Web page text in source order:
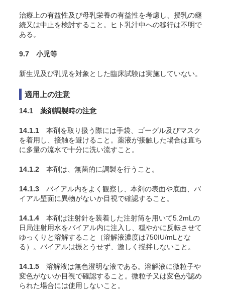
治療上の有益性及び母乳栄養の有益性を考慮し、授乳の継
続又は中止を検討すること。ヒト乳汁中への移行は不明で
ある。
9.7 小児等
新生児及び乳児を対象とした臨床試験は実施していない。
適用上の注意
14.1 薬剤調製時の注意
14.1.1 本剤を取り扱う際には手袋、ゴーグル及びマスク
を着用し、接触を避けること。薬液が接触した場合は直ち
に多量の流水で十分に洗い流すこと。
14.1.2 本剤は、無菌的に調製を行うこと。
14.1.3 バイアル内をよく観察し、本剤の表面や底面、バ
イアル壁面に異物がないか目視で確認すること。
14.1.4 本剤は注射針を装着した注射筒を用いて5.2mLの
日局注射用水をバイアル内に注入し、穏やかに反転させて
ゆっくりと溶解すること（溶解液濃度は750IU/mLとな
る）。バイアルは振とうせず、激しく撹拌しないこと。
14.1.5 溶解液は無色澄明な液である。溶解液に微粒子や
変色がないか目視で確認すること。微粒子又は変色が認め
られた場合には使用しないこと。